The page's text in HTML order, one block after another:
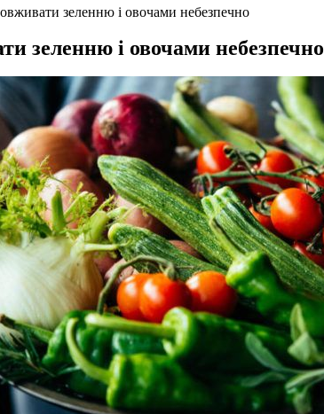
зеленню і овочами небезпечно
зеленню і овочами небезпечно